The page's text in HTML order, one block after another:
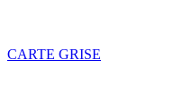
CARTE GRISE